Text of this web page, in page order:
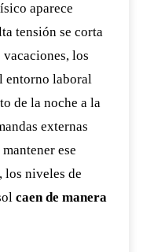
aparece
tensión se corta
los
entorno laboral
de la noche a la
externas
ese
los niveles de
caen de manera